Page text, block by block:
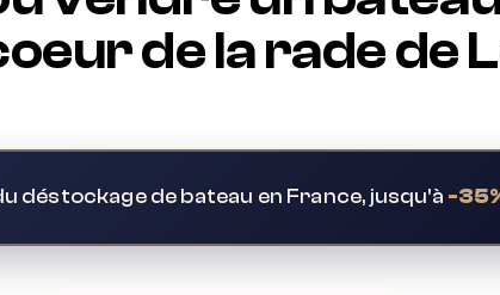
de la rade de
déstockage de bateau en France, jusqu'à -